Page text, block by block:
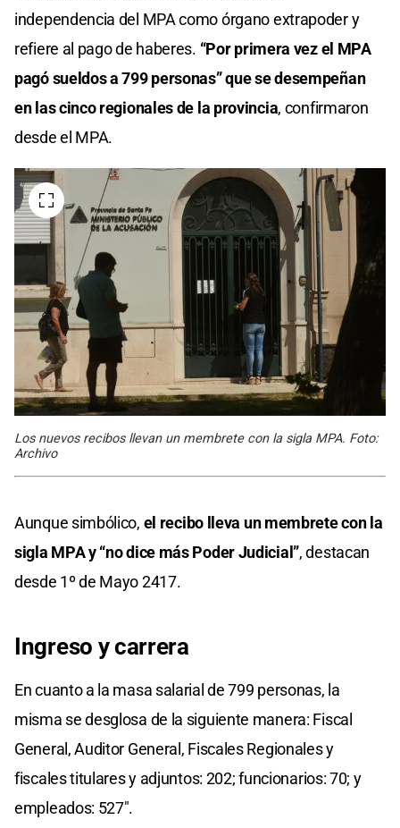
independencia del MPA como órgano extrapoder y
refiere al pago de haberes. “Por primera vez el MPA
pagó sueldos a 799 personas” que se desempeñan
en las cinco regionales de la provincia, confirmaron
desde el MPA.
Los nuevos recibos llevan un membrete con la sigla MPA. Foto:
Archivo
Aunque simbólico, el recibo lleva un membrete con la
sigla MPA y “no dice más Poder Judicial”, destacan
desde 1º de Mayo 2417.
Ingreso y carrera
En cuanto a la masa salarial de 799 personas, la
misma se desglosa de la siguiente manera: Fiscal
General, Auditor General, Fiscales Regionales y
fiscales titulares y adjuntos: 202; funcionarios: 70; y
empleados: 527".